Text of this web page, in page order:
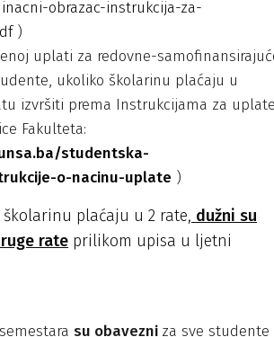
obrazac-instrukcija-za-
)
uplati za redovne-
ukoliko školarinu plaćaju u
izvršiti prema Instrukcijama za
Fakulteta:
studentska-
o-nacinu-uplate )
plaćaju u 2 rate, dužni su
rate prilikom upisa u ljetni
su obavezni za sve studente